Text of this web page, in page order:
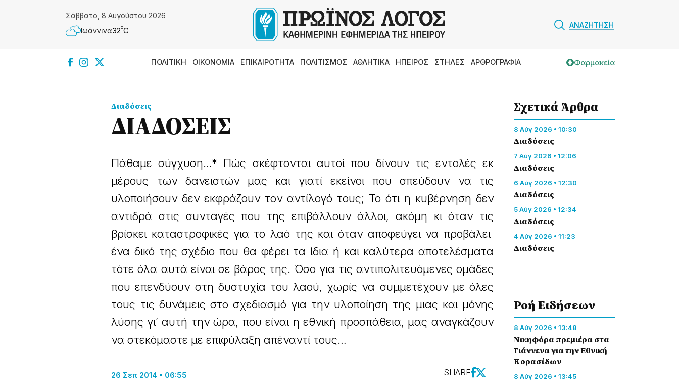
Σάββατο, 8 Αυγούστου 2026
Ιωάννɩνα32ºC
ΑΝΑΖΗΤΗΣΗ
ΠΟΛΙΤΙΚΗ ΟΙΚΟΝΟΜΙΑ ΕΠΙΚΑΙΡΟΤΗΤΑ ΠΟΛΙΤΙΣΜΟΣ ΑΘΛΗΤΙΚΑ ΗΠΕΙΡΟΣ ΣΤΗΛΕΣ ΑΡΘΡΟΓΡΑΦΙΑ Φαρμακεία
Διαδόσεις
ΔΙΑΔΟΣΕΙΣ
Πάθαμε σύγχυση…* Πώς σκέφτονται αυτοί που δίνουν τις εντολές εκ
μέρους των δανειστών μας και γιατί εκείνοι που σπεύδουν να τις
υλοποιήσουν δεν εκφράζουν τον αντίλογό τους; Το ότι η κυβέρνηση δεν
αντιδρά στις συνταγές που της επιβάλλουν άλλοι, ακόμη κι όταν τις
βρίσκει καταστροφικές για το λαό της και όταν αποφεύγει να προβάλει
ένα δικό της σχέδιο που θα φέρει τα ίδια ή και καλύτερα αποτελέσματα
τότε όλα αυτά είναι σε βάρος της. Όσο για τις αντιπολιτευόμενες ομάδες
που επενδύουν στη δυστυχία του λαού, χωρίς να συμμετέχουν με όλες
τους τις δυνάμεις στο σχεδιασμό για την υλοποίηση της μιας και μόνης
λύσης γι’ αυτή την ώρα, που είναι η εθνική προσπάθεια, μας αναγκάζουν
να στεκόμαστε με επιφύλαξη απέναντί τους…
26 Σεπ 2014 • 06:55
SHARE
Σχετικά Άρθρα
8 Αύγ 2026 • 10:30
Διαδόσεις
7 Αύγ 2026 • 12:06
Διαδόσεις
6 Αύγ 2026 • 12:30
Διαδόσεις
5 Αύγ 2026 • 12:34
Διαδόσεις
4 Αύγ 2026 • 11:23
Διαδόσεις
Ροή Eιδήσεων
8 Αύγ 2026 • 13:48
Nικηφόρα πρεμιέρα στα
Γιάννενα για την Εθνική
Κορασίδων
8 Αύγ 2026 • 13:45